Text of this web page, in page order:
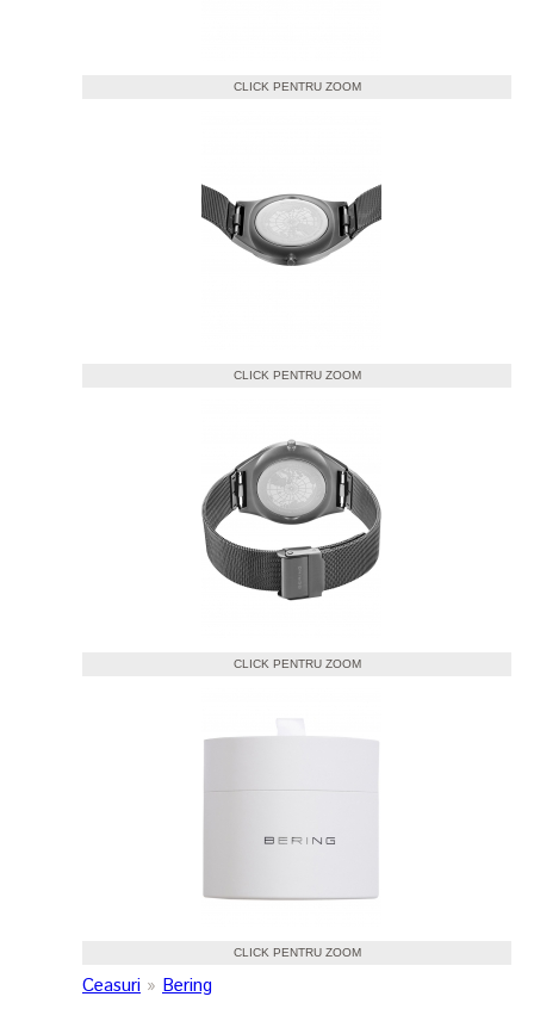
CLICK PENTRU ZOOM
CLICK PENTRU ZOOM
CLICK PENTRU ZOOM
CLICK PENTRU ZOOM
Ceasuri » Bering